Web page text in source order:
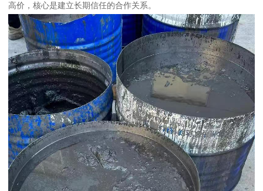
高价，核心是建立长期信任的合作关系。